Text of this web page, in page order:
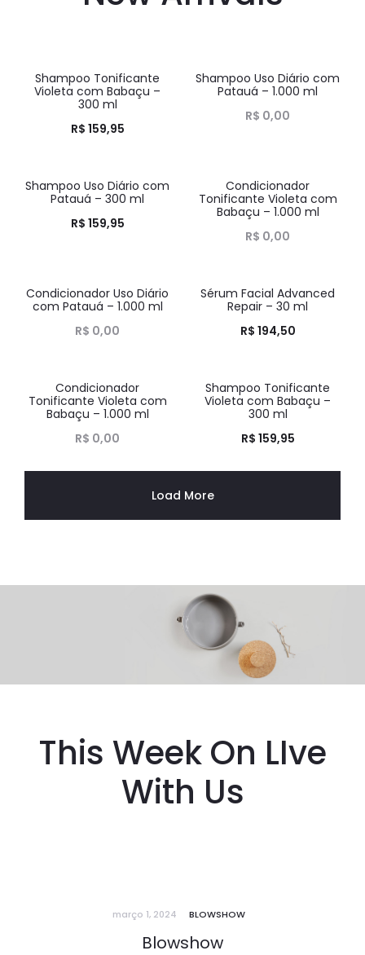
HOT
Shampoo Tonificante
Violeta com Babaçu –
300 ml
R$ 159,95
HOT
Shampoo Uso Diário com
Patauá – 1.000 ml
R$ 0,00
HOT
Shampoo Uso Diário com
Patauá – 300 ml
R$ 159,95
Condicionador
Tonificante Violeta com
Babaçu – 1.000 ml
R$ 0,00
HOT
Condicionador Uso Diário
com Patauá – 1.000 ml
R$ 0,00
HOT
Sérum Facial Advanced
Repair – 30 ml
R$ 194,50
Condicionador
Tonificante Violeta com
Babaçu – 1.000 ml
R$ 0,00
HOT
Shampoo Tonificante
Violeta com Babaçu –
300 ml
R$ 159,95
Load More
This Week On LIve
With Us
março 1, 2024 BLOWSHOW
Blowshow